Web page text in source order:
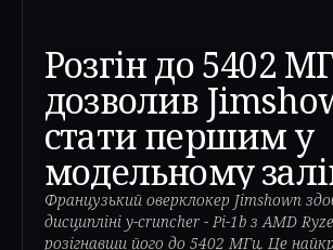
Розгін до 5402
дозволив
стати першим у
модельному
Ryzen 9 7900X
Французький оверклокер Jimshown
дисципліні y-cruncher - Pi-1b з AMD
розігнавши його до 5402 МГц. Це